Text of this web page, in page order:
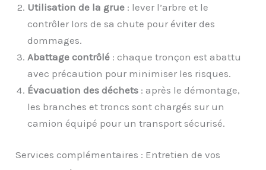
Utilisation de la grue : lever l’arbre et le
contrôler lors de sa chute pour éviter des
dommages.
Abattage contrôlé : chaque tronçon est abattu
avec précaution pour minimiser les risques.
Évacuation des déchets : après le démontage,
les branches et troncs sont chargés sur un
camion équipé pour un transport sécurisé.
Services complémentaires : Entretien de vos